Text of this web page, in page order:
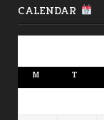
CALENDAR
M T